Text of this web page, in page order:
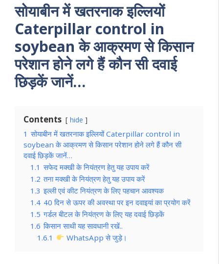
सोयाबीन में खतरनाक इल्लियों
Caterpillar control in
soybean के आक्रमण से किसान
परेशान होने लगे हैं कौन सी दवाई
छिड़कें जानें…
Contents hide
1 सोयाबीन में खतरनाक इल्लियों Caterpillar control in
soybean के आक्रमण से किसान परेशान होने लगे हैं कौन सी
दवाई छिड़कें जानें…
1.1 सफेद मक्खी के नियंत्रण हेतु यह उपाय करें
1.2 तना मक्खी के नियंत्रण हेतु यह उपाय करें
1.3 इल्ली एवं कीट नियंत्रण के लिए पहचान आवश्यक
1.4 40 दिन से ऊपर की अवस्था पर इन दवाइयां का प्रयोग करें
1.5 गर्डल बीटल के नियंत्रण के लिए यह दवाई छिड़कें
1.6 किसान साथी यह सावधानी रखें..
1.6.1
WhatsApp से जुड़े।